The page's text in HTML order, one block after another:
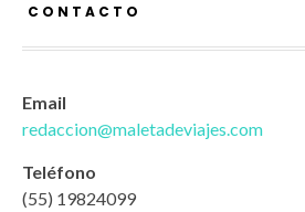
CONTACTO
Email
redaccion@maletadeviajes.com
Teléfono
(55) 19824099